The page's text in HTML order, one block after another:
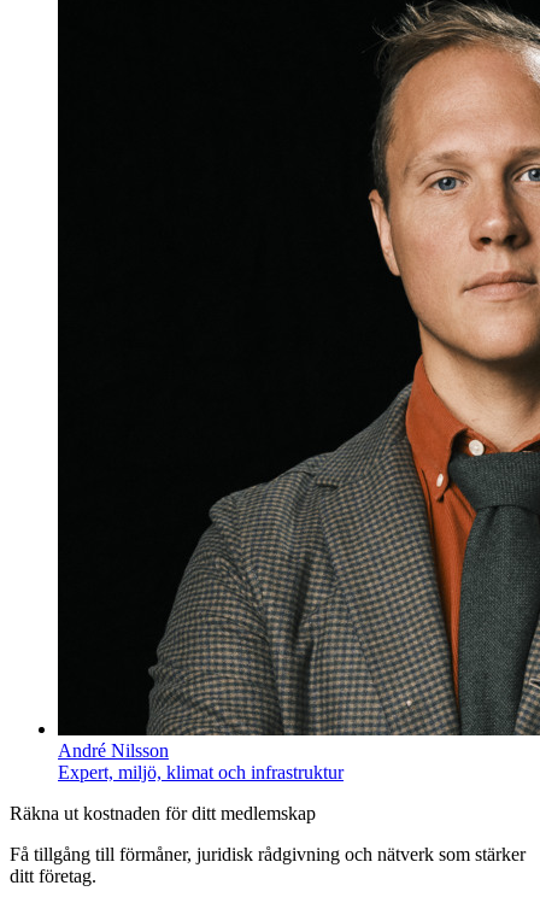
André Nilsson
Expert, miljö, klimat och infrastruktur
Räkna ut kostnaden för ditt medlemskap
Få tillgång till förmåner, juridisk rådgivning och nätverk som stärker
ditt företag.